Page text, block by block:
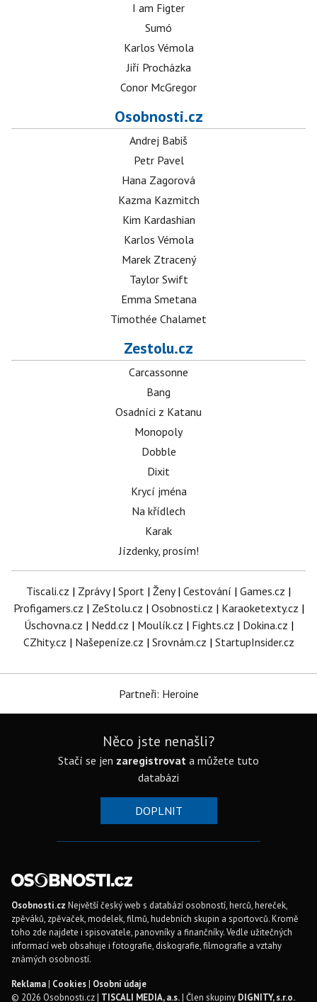
I am Figter
Sumó
Karlos Vémola
Jiří Procházka
Conor McGregor
Osobnosti.cz
Andrej Babiš
Petr Pavel
Hana Zagorová
Kazma Kazmitch
Kim Kardashian
Karlos Vémola
Marek Ztracený
Taylor Swift
Emma Smetana
Timothée Chalamet
Zestolu.cz
Carcassonne
Bang
Osadníci z Katanu
Monopoly
Dobble
Dixit
Krycí jména
Na křídlech
Karak
Jízdenky, prosím!
Tiscali.cz | Zprávy| Sport | Ženy| Cestování | Games.cz |
Profigamers.cz | ZeStolu.cz | Osobnosti.cz | Karaoketexty.cz |
Úschovna.cz | Nedd.cz | Moulík.cz | Fights.cz | Dokina.cz |
CZhity.cz | Našepeníze.cz | Srovnám.cz | StartupInsider.cz
Partneři: Heroine
Něco jste nenašli?
Stačí se jen zaregistrovat a můžete tuto
databázi
DOPLNIT
Osobnosti.cz Největší český web s databází osobností, herců, hereček,
zpěváků, zpěvaček, modelek, filmů, hudebních skupin a sportovců. Kromě
toho zde najdete i spisovatele, panovníky a finančníky. Vedle užitečných
informací web obsahuje i fotografie, diskografie, filmografie a vztahy
známých osobností.
Reklama| Cookies| Osobní údaje
© 2026 Osobnosti.cz | TISCALI MEDIA, a.s.| Člen skupiny DIGNITY, s.r.o.